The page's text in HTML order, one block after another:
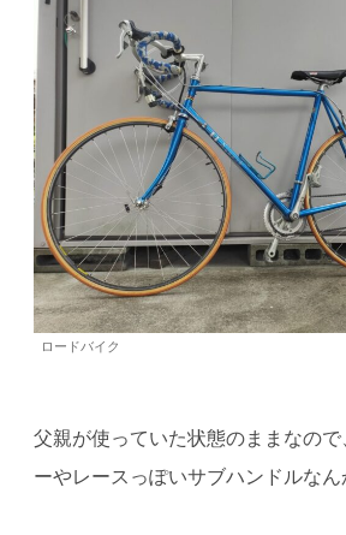
ロードバイク
父親が使っていた状態のままなの
ーやレースっぽいサブハンドルなん